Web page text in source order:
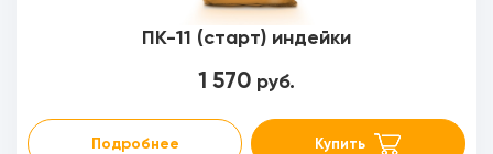
ПК-11 (старт) индейки
1 570 руб.
Подробнее Купить